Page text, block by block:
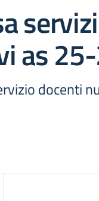
as
docenti